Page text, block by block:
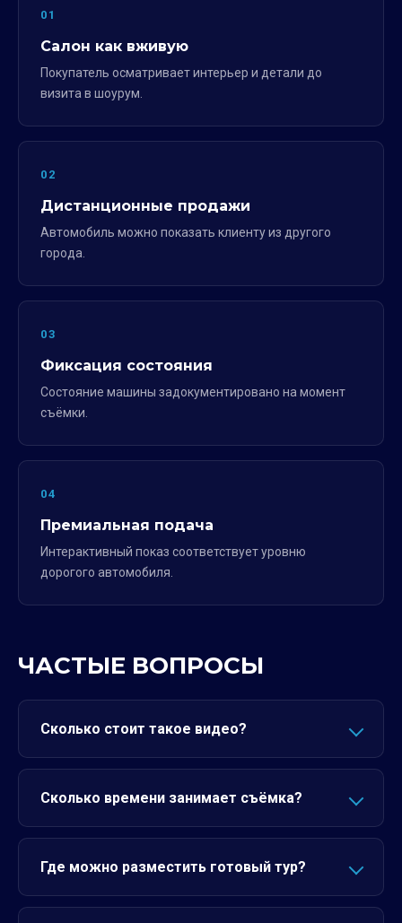
01
Салон как вживую
Покупатель осматривает интерьер и детали до
визита в шоурум.
02
Дистанционные продажи
Автомобиль можно показать клиенту из другого
города.
03
Фиксация состояния
Состояние машины задокументировано на момент
съёмки.
04
Премиальная подача
Интерактивный показ соответствует уровню
дорогого автомобиля.
ЧАСТЫЕ ВОПРОСЫ
Сколько стоит такое видео?
Сколько времени занимает съёмка?
Где можно разместить готовый тур?